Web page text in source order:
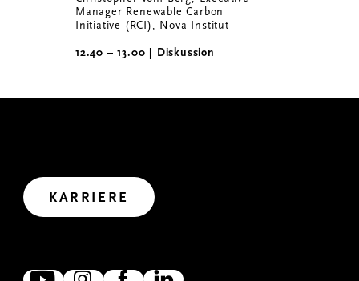
Manager Renewable Carbon
Initiative (RCI), Nova Institut
12.40 – 13.00 | Diskussion
KARRIERE